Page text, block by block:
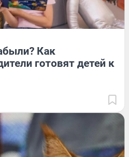
Как
готовят детей к